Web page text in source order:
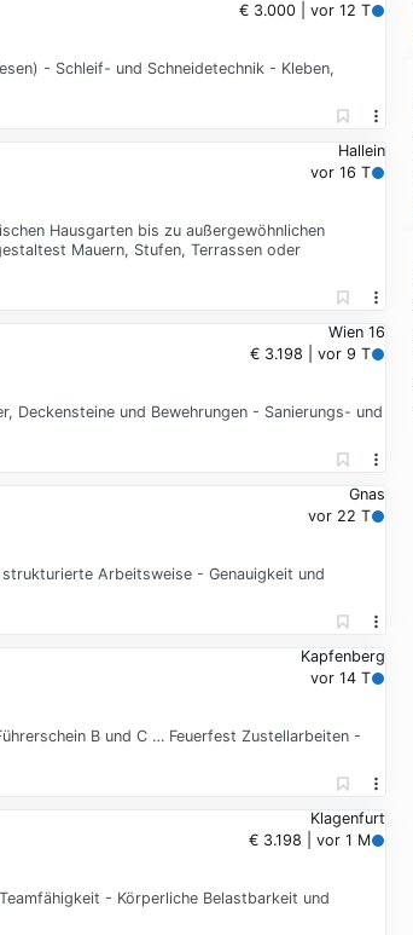
€ 3.000 | vor 12 T
- Schleif- und Schneidetechnik - Kleben,
Hallein
vor 16 T
Hausgarten bis zu außergewöhnlichen
Mauern, Stufen, Terrassen oder
Wien 16
€ 3.198 | vor 9 T
Deckensteine und Bewehrungen - Sanierungs- und
Gnas
vor 22 T
Arbeitsweise - Genauigkeit und
Kapfenberg
vor 14 T
B und C … Feuerfest Zustellarbeiten -
Klagenfurt
€ 3.198 | vor 1 M
- Körperliche Belastbarkeit und